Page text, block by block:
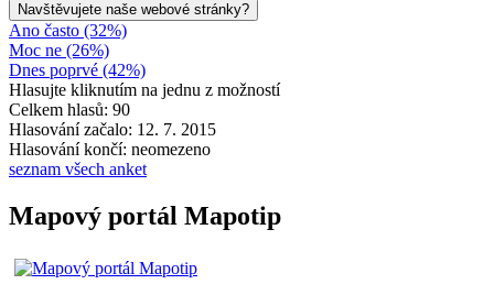
Navštěvujete naše webové stránky?
Ano často (32%)
Moc ne (26%)
Dnes poprvé (42%)
Hlasujte kliknutím na jednu z možností
Celkem hlasů: 90
Hlasování začalo: 12. 7. 2015
Hlasování končí: neomezeno
seznam všech anket
Mapový portál Mapotip